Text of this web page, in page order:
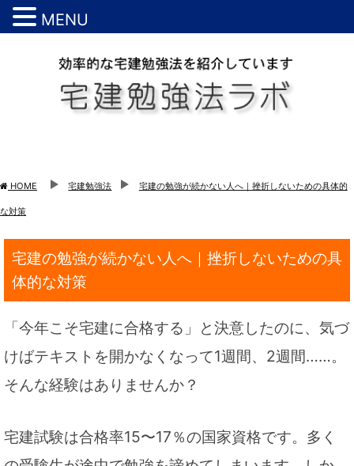
HOME 宅建勉強法 宅建の勉強が続かない人へ｜挫折しないための具体的
な対策
宅建の勉強が続かない人へ｜挫折しないための具
体的な対策
「今年こそ宅建に合格する」と決意したのに、気づ
けばテキストを開かなくなって1週間、2週間……。
そんな経験はありませんか？
宅建試験は合格率15〜17％の国家資格です。多く
MENU